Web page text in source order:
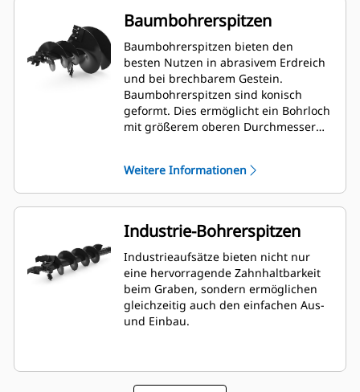
Baumbohrerspitzen
Baumbohrerspitzen bieten den
besten Nutzen in abrasivem Erdreich
und bei brechbarem Gestein.
Baumbohrerspitzen sind konisch
geformt. Dies ermöglicht ein Bohrloch
mit größerem oberen Durchmesser
Mulch oder Dünger.
Weitere Informationen
Industrie-Bohrerspitzen
Industrieaufsätze bieten nicht nur
eine hervorragende Zahnhaltbarkeit
beim Graben, sondern ermöglichen
gleichzeitig auch den einfachen Aus-
und Einbau.